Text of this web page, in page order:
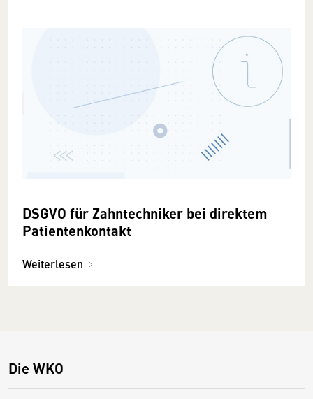
DSGVO für Zahntechniker bei direktem
Patientenkontakt
Weiterlesen
Die WKO